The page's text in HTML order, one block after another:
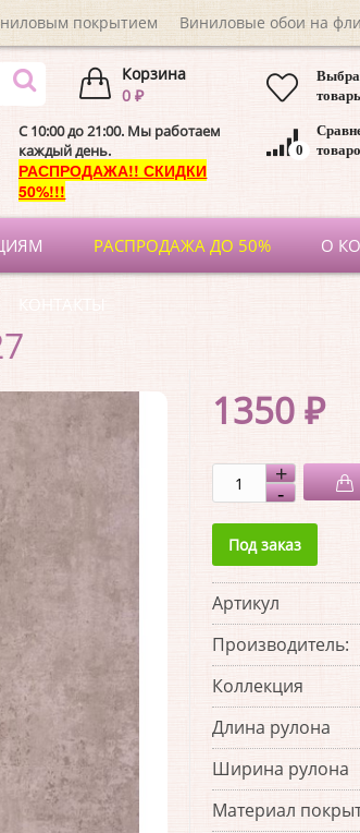
покрытием Виниловые обои на
Корзина
0 ₽
C 10:00 до 21:00. Мы работаем
каждый день.
РАСПРОДАЖА!! СКИДКИ
50%!!!
0
РАСПРОДАЖА ДО 50% О
КОНТАКТЫ
1350 ₽
Под заказ
Артикул
Производитель:
Коллекция
Длина рулона
Ширина рулона
Материал